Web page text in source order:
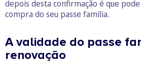
depois desta confirmação é que
compra do seu passe família.
A validade do passe
renovação